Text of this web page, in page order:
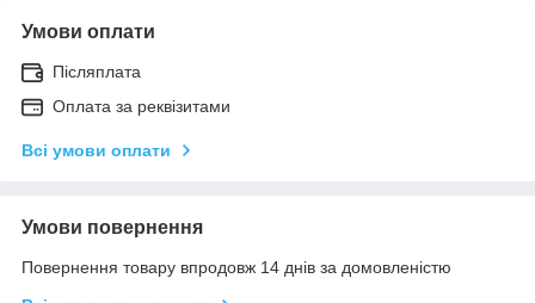
Умови оплати
Післяплата
Оплата за реквізитами
Всі умови оплати
Умови повернення
Повернення товару впродовж 14 днів за домовленістю